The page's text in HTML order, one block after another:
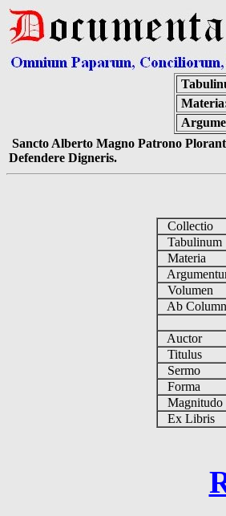
Sancto Alberto Magno Patrono
Defendere Digneris.
Collectio
Tabulinum
Materia
Volumen
Ab
Auctor
Titulus
Sermo
Forma
Magnitudo
Ex Libris